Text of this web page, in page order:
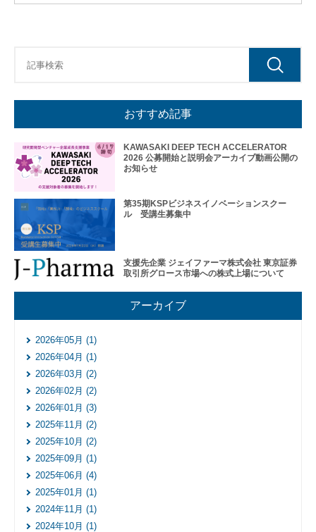
概
バル
会社
ケイ
のあ
ゆみ
交
活
オ
フィ
ス/
おすすめ記事
KAWASAKI DEEP TECH ACCELERATOR
2026 公募開始と説明会アーカイブ動画公開の
お知らせ
第35期KSPビジネスイノベーションスクー
ル 受講生募集中
支援先企業 ジェイファーマ株式会社 東京証券
取引所グロース市場への株式上場について
アーカイブ
2026年05月 (1)
2026年04月 (1)
2026年03月 (2)
2026年02月 (2)
2026年01月 (3)
2025年11月 (2)
2025年10月 (2)
2025年09月 (1)
2025年06月 (4)
2025年01月 (1)
2024年11月 (1)
2024年10月 (1)